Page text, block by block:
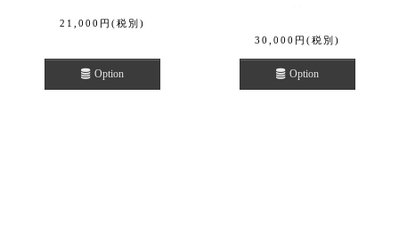
21,000 円 (税別)
Option
30,000 円 (税別)
Option